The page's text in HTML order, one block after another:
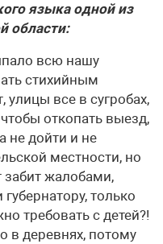
языка одной из
области:
всю нашу
стихийным
улицы все в сугробах,
откопать выезд,
не дойти и не
местности, но
забит жалобами,
только
требовать с детей?!
в деревнях, потому